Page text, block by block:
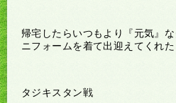
帰宅したらいつもより『元気』
ニフォームを着て出迎えてくれた
タジキスタン戦